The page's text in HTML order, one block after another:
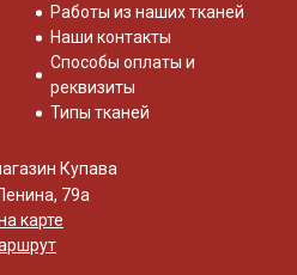
Работы из наших тканей
Наши контакты
Способы оплаты и
реквизиты
Типы тканей
Купава
79а
карте